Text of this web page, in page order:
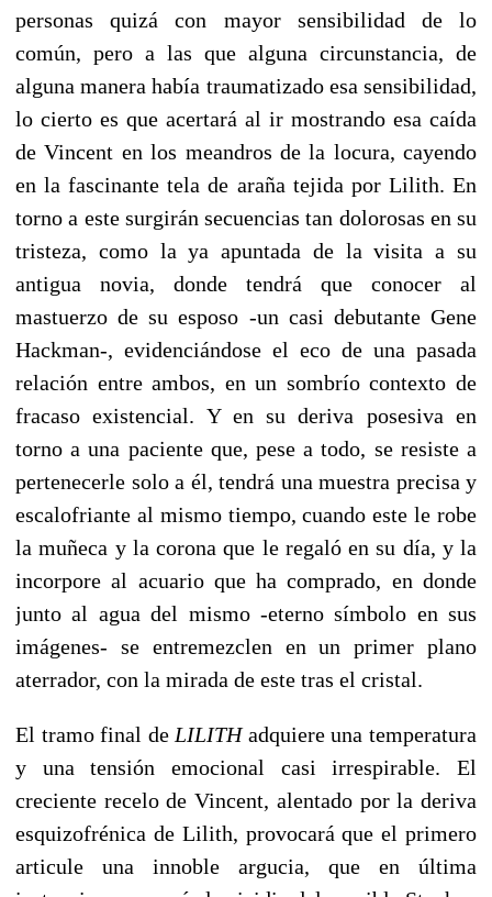
personas quizá con mayor sensibilidad de lo
común, pero a las que alguna circunstancia, de
alguna manera había traumatizado esa sensibilidad,
lo cierto es que acertará al ir mostrando esa caída
de Vincent en los meandros de la locura, cayendo
en la fascinante tela de araña tejida por Lilith. En
torno a este surgirán secuencias tan dolorosas en su
tristeza, como la ya apuntada de la visita a su
antigua novia, donde tendrá que conocer al
mastuerzo de su esposo -un casi debutante Gene
Hackman-, evidenciándose el eco de una pasada
relación entre ambos, en un sombrío contexto de
fracaso existencial. Y en su deriva posesiva en
torno a una paciente que, pese a todo, se resiste a
pertenecerle solo a él, tendrá una muestra precisa y
escalofriante al mismo tiempo, cuando este le robe
la muñeca y la corona que le regaló en su día, y la
incorpore al acuario que ha comprado, en donde
junto al agua del mismo -eterno símbolo en sus
imágenes- se entremezclen en un primer plano
aterrador, con la mirada de este tras el cristal.
El tramo final de LILITHadquiere una temperatura
y una tensión emocional casi irrespirable. El
creciente recelo de Vincent, alentado por la deriva
esquizofrénica de Lilith, provocará que el primero
articule una innoble argucia, que en última